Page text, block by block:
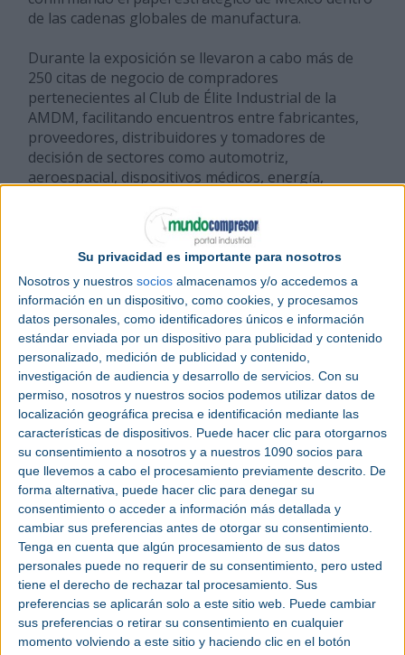
Su privacidad es importante para nosotros
Nosotros y nuestros socios almacenamos y/o accedemos a
información en un dispositivo, como cookies, y procesamos
datos personales, como identificadores únicos e información
estándar enviada por un dispositivo para publicidad y contenido
personalizado, medición de publicidad y contenido,
investigación de audiencia y desarrollo de servicios. Con su
permiso, nosotros y nuestros socios podemos utilizar datos de
localización geográfica precisa e identificación mediante las
características de dispositivos. Puede hacer clic para otorgarnos
su consentimiento a nosotros y a nuestros 1090 socios para
que llevemos a cabo el procesamiento previamente descrito. De
forma alternativa, puede hacer clic para denegar su
consentimiento o acceder a información más detallada y
cambiar sus preferencias antes de otorgar su consentimiento.
Tenga en cuenta que algún procesamiento de sus datos
personales puede no requerir de su consentimiento, pero usted
tiene el derecho de rechazar tal procesamiento. Sus
preferencias se aplicarán solo a este sitio web. Puede cambiar
sus preferencias o retirar su consentimiento en cualquier
momento volviendo a este sitio y haciendo clic en el botón
de las cadenas globales de manufactura.
Durante la exposición se llevaron a cabo más de
250 citas de negocio de compradores
pertenecientes al Club de Élite Industrial de la
AMDM, facilitando encuentros entre fabricantes,
proveedores, distribuidores y tomadores de
decisión de sectores como automotriz,
aeroespacial, dispositivos médicos, energía,
gracias los incentivos de viaje que aseguran la
asistencia de leads de calidad en la Expo. Estos
encuentros fortalecieron la vinculación comercial y
generaron expectativas de negocio superiores a
los 150 millones de dólares para los próximos doce
meses, además de las ventas de maquinaria
anunciadas en piso de exhibición durante la
jornada de 3 días.
Uno de los hitos más relevantes de esta edición,
fue el debut del Pabellón de PyMES Industriales de
Guanajuato, una iniciativa impulsada por la AMDM
y con el respaldo del Gobierno del Estado de
Guanajuato, a través de la Secretaría de Economía
del Estado, para fortalecer la integración de la
proveeduría local dentro de la cadena de
suministro manufacturera. Este espacio reunió a
talleres de mecanizado y empresas especializadas
de la región, permitiéndoles presentar sus
capacidades productivas ante compradores,
fabricantes y tomadores de decisión nacionales e
internacionales. Con ello, EXPOMAQ logró